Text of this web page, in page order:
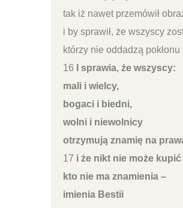
tak iż nawet przemówił
i by sprawił, że wszyscy
którzy nie oddadzą
16
I sprawia, że wszyscy:
mali i wielcy,
bogaci i biedni,
wolni i niewolnicy
otrzymują znamię na
17 i że nikt nie może
kto nie ma znamienia –
imienia Bestii